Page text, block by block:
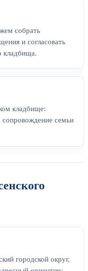
собрать
и согласовать
кладбища.
кладбище:
семьи
городской округ,